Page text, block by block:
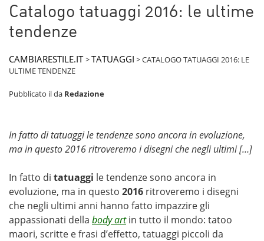
Catalogo tatuaggi 2016: le ultime
tendenze
CAMBIARESTILE.IT >TATUAGGI >CATALOGO TATUAGGI 2016: LE
ULTIME TENDENZE
Pubblicato ilda Redazione
In fatto di tatuaggi le tendenze sono ancora in evoluzione,
ma in questo 2016 ritroveremo i disegni che negli ultimi […]
In fatto di tatuaggi le tendenze sono ancora in
evoluzione, ma in questo 2016 ritroveremo i disegni
che negli ultimi anni hanno fatto impazzire gli
appassionati della body artin tutto il mondo: tatoo
maori, scritte e frasi d’effetto, tatuaggi piccoli da